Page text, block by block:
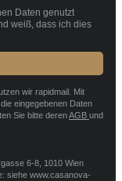
Daten genutzt
weiß, dass ich dies
wir rapidmail. Mit
eingegebenen Daten
Sie bitte derenAGB und
6-8, 1010 Wien
siehe www.casanova-